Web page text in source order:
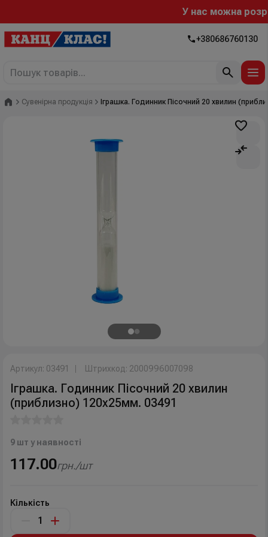
У нас можна
+380686760130
Головна
Сувенірна продукція Іграшка. Годинник Пісочний 20 хвилин
Артикул: 03491 Штрихкод: 2000996007098
Іграшка. Годинник Пісочний 20 хвилин
(приблизно) 120х25мм. 03491
9 шт у наявності
117.00грн./шт
Кількість